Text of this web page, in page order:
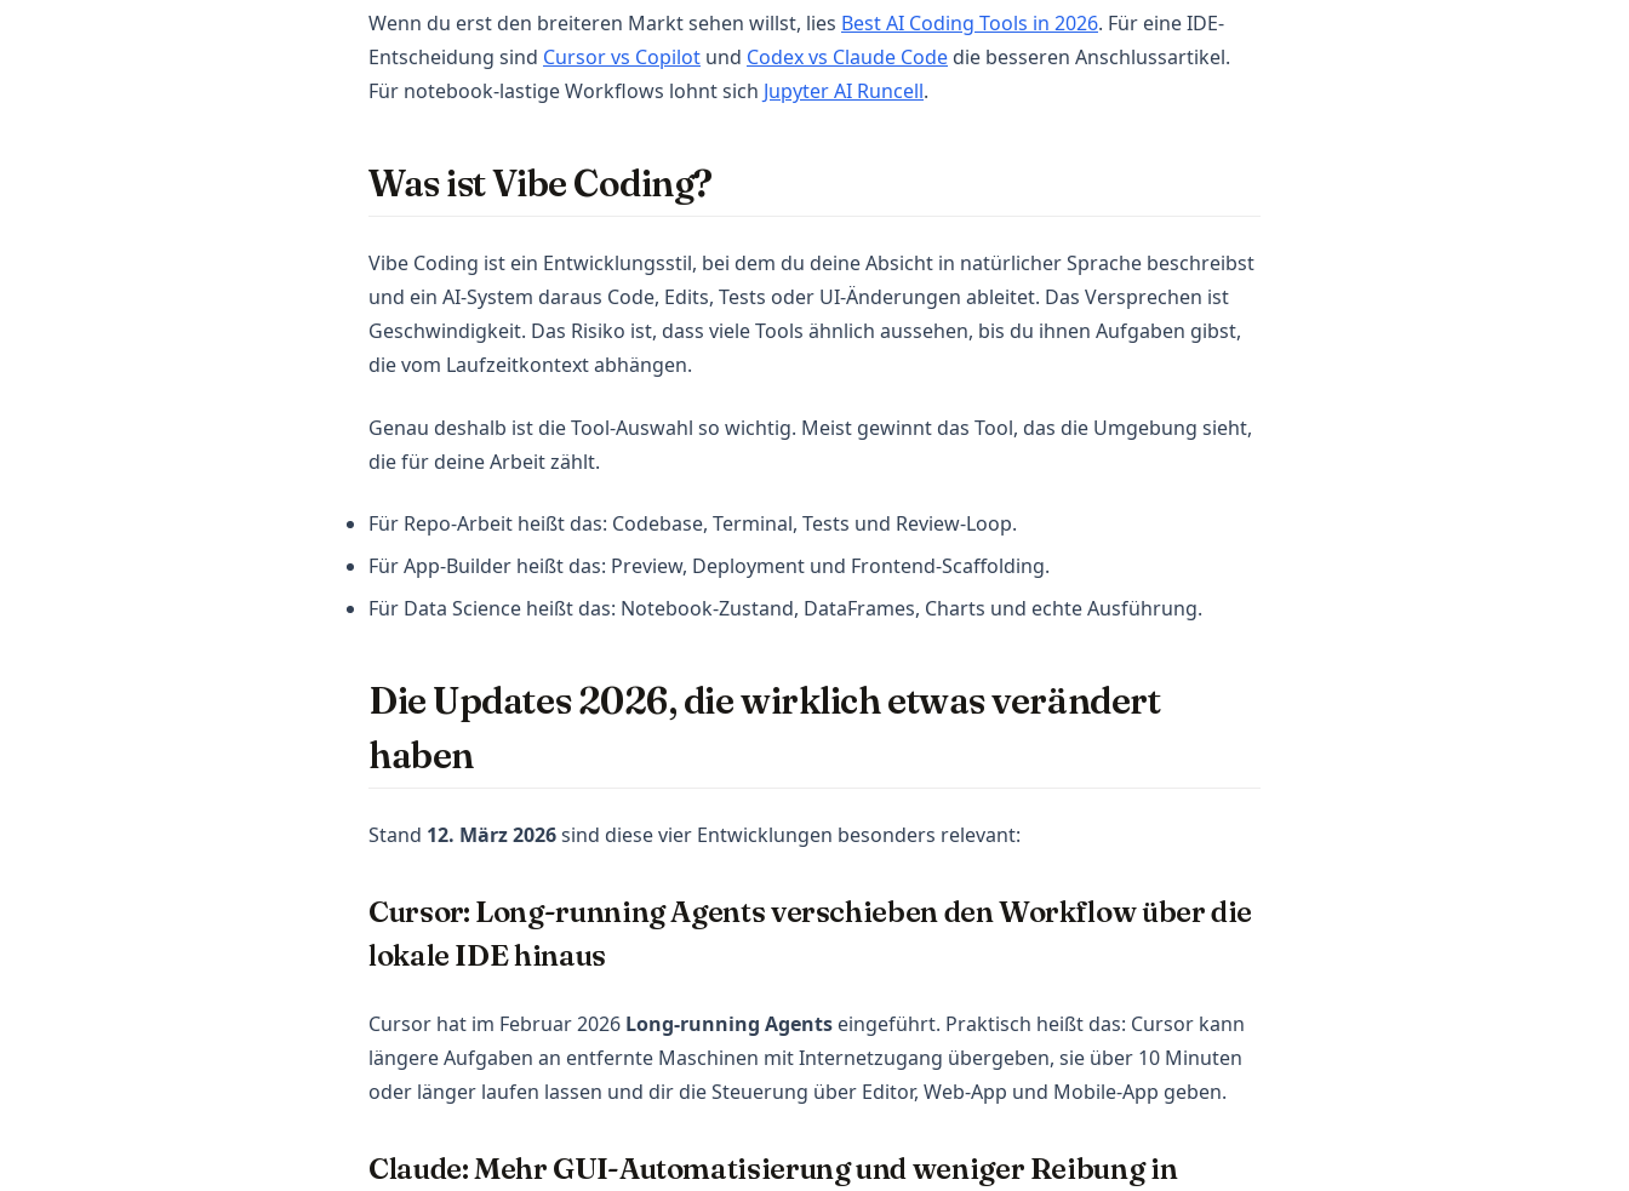
Wenn du erst den breiteren Markt sehen willst, lies Best AI Coding Tools in 2026. Für eine IDE-
Entscheidung sind Cursor vs Copilot und Codex vs Claude Code die besseren Anschlussartikel.
Für notebook-lastige Workflows lohnt sich Jupyter AI Runcell.
Was ist Vibe Coding?
Vibe Coding ist ein Entwicklungsstil, bei dem du deine Absicht in natürlicher Sprache beschreibst
und ein AI-System daraus Code, Edits, Tests oder UI-Änderungen ableitet. Das Versprechen ist
Geschwindigkeit. Das Risiko ist, dass viele Tools ähnlich aussehen, bis du ihnen Aufgaben gibst,
die vom Laufzeitkontext abhängen.
Genau deshalb ist die Tool-Auswahl so wichtig. Meist gewinnt das Tool, das die Umgebung sieht,
die für deine Arbeit zählt.
Für Repo-Arbeit heißt das: Codebase, Terminal, Tests und Review-Loop.
Für App-Builder heißt das: Preview, Deployment und Frontend-Scaffolding.
Für Data Science heißt das: Notebook-Zustand, DataFrames, Charts und echte Ausführung.
Die Updates 2026, die wirklich etwas verändert
haben
Stand 12. März 2026sind diese vier Entwicklungen besonders relevant:
Cursor: Long-running Agents verschieben den Workflow über die
lokale IDE hinaus
Cursor hat im Februar 2026 Long-running Agents eingeführt. Praktisch heißt das: Cursor kann
längere Aufgaben an entfernte Maschinen mit Internetzugang übergeben, sie über 10 Minuten
oder länger laufen lassen und dir die Steuerung über Editor, Web-App und Mobile-App geben.
Claude: Mehr GUI-Automatisierung und weniger Reibung in